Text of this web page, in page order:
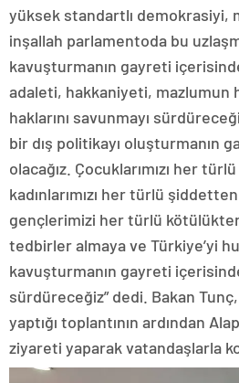
yüksek standartlı demokrasiyi,
inşallah parlamentoda bu
kavuşturmanın gayreti
adaleti, hakkaniyeti, mazlumun
haklarını savunmayı
bir dış politikayı oluşturmanın
olacağız. Çocuklarımızı her
kadınlarımızı her türlü
gençlerimizi her türlü
tedbirler almaya ve Türkiye’yi
kavuşturmanın gayreti içerisinde
sürdüreceğiz” dedi. Bakan
yaptığı toplantının ardından
ziyareti yaparak vatandaşlarla